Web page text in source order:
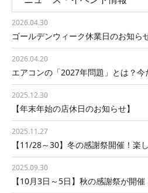
2026.04.30
ゴールデンウィーク休業日のお知ら
2026.04.20
エアコンの「2027年問題」とは？
2025.12.30
【年末年始の店休日のお知らせ】
2025.11.27
【11/28～30】冬の感謝祭開催！楽
2025.09.30
【10月3日～5日】秋の感謝祭が開